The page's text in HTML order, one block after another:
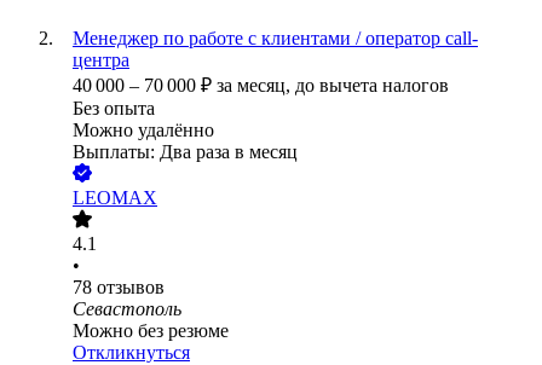
Менеджер по работе с клиентами / оператор call-
центра
40 000 – 70 000 ₽ за месяц, до вычета налогов
Без опыта
Можно удалённо
Выплаты: Два раза в месяц
LEOMAX
4.1
•
78 отзывов
Севастополь
Можно без резюме
Откликнуться